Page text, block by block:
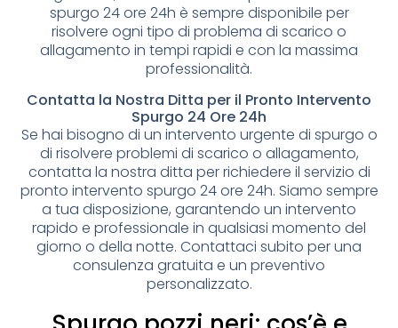
spurgo 24 ore 24h è sempre disponibile per
risolvere ogni tipo di problema di scarico o
allagamento in tempi rapidi e con la massima
professionalità.
Contatta la Nostra Ditta per il Pronto Intervento
Spurgo 24 Ore 24h
Se hai bisogno di un intervento urgente di spurgo o
di risolvere problemi di scarico o allagamento,
contatta la nostra ditta per richiedere il servizio di
pronto intervento spurgo 24 ore 24h. Siamo sempre
a tua disposizione, garantendo un intervento
rapido e professionale in qualsiasi momento del
giorno o della notte. Contattaci subito per una
consulenza gratuita e un preventivo
personalizzato.